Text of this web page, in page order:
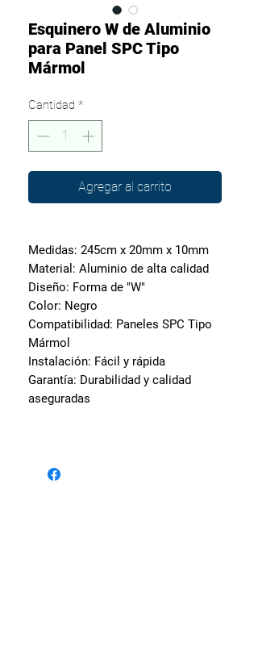
Esquinero W de Aluminio
para Panel SPC Tipo
Mármol
Cantidad *
Agregar al carrito
Medidas: 245cm x 20mm x 10mm
Material: Aluminio de alta calidad
Diseño: Forma de "W"
Color: Negro
Compatibilidad: Paneles SPC Tipo
Mármol
Instalación: Fácil y rápida
Garantía: Durabilidad y calidad
aseguradas